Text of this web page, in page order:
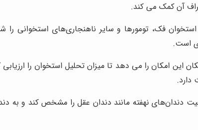
آن کمک می کند.
فک، تومورها و سایر ناهنجاری‌های استخوانی را
است.
این امکان را می دهد تا میزان تحلیل استخوان را ارزیابی
دارد.
دندان‌های نهفته مانند دندان عقل را مشخص کند و به